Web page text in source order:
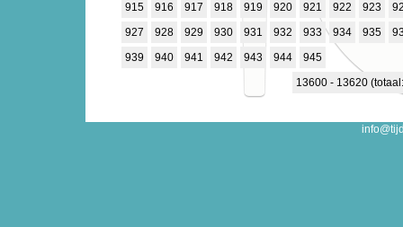
915
916 917 918 919 920 921 922 923
927
928 929 930 931 932 933 934 935
939
940 941 942 943 944
945
13600 - 13620